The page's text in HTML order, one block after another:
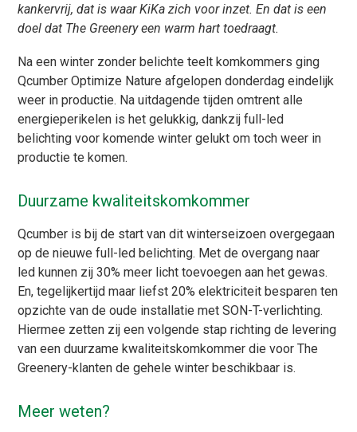
kankervrij, dat is waar KiKa zich voor inzet. En dat is een
doel dat The Greenery een warm hart toedraagt.
Na een winter zonder belichte teelt komkommers ging
Qcumber Optimize Nature afgelopen donderdag eindelijk
weer in productie. Na uitdagende tijden omtrent alle
energieperikelen is het gelukkig, dankzij full-led
belichting voor komende winter gelukt om toch weer in
productie te komen.
Duurzame kwaliteitskomkommer
Qcumber is bij de start van dit winterseizoen overgegaan
op de nieuwe full-led belichting. Met de overgang naar
led kunnen zij 30% meer licht toevoegen aan het gewas.
En, tegelijkertijd maar liefst 20% elektriciteit besparen ten
opzichte van de oude installatie met SON-T-verlichting.
Hiermee zetten zij een volgende stap richting de levering
van een duurzame kwaliteitskomkommer die voor The
Greenery-klanten de gehele winter beschikbaar is.
Meer weten?